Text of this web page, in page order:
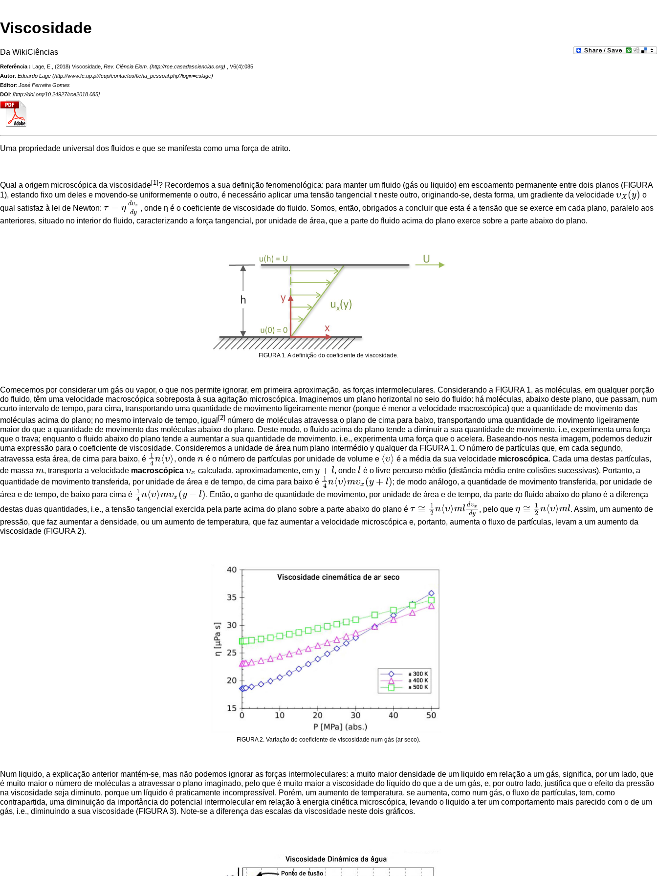
Viscosidade
Da WikiCiências
Referência : Lage, E., (2018) Viscosidade, Rev. Ciência Elem.
, V6(4):085
Autor: Eduardo Lage
Editor: José Ferreira Gomes
DOI: [http://doi.org/10.24927/rce2018.085]
Uma propriedade universal dos fluidos e que se manifesta como uma força de atrito.
Qual a origem microscópica da viscosidade[1]? Recordemos a sua definição fenomenológica: para manter um fluido (gás ou liquido) em escoamento permanente entre dois planos (FIGURA
1), estando fixo um deles e movendo-se uniformemente o outro, é necessário aplicar uma tensão tangencial τ neste outro, originando-se, desta forma, um gradiente da velocidade υX (y)
υX(y)
o
qual satisfaz à lei de Newton: τ = η dυx
dy
τ= ηd υxdy , onde η é o coeficiente de viscosidade do fluido. Somos, então, obrigados a concluir que esta é a tensão que se exerce em cada plano, paralelo aos
anteriores, situado no interior do fluido, caracterizando a força tangencial, por unidade de área, que a parte do fluido acima do plano exerce sobre a parte abaixo do plano.
FIGURA 1. A definição do coeficiente de viscosidade.
Comecemos por considerar um gás ou vapor, o que nos permite ignorar, em primeira aproximação, as forças intermoleculares. Considerando a FIGURA 1, as moléculas, em qualquer porção
do fluido, têm uma velocidade macroscópica sobreposta à sua agitação microscópica. Imaginemos um plano horizontal no seio do fluido: há moléculas, abaixo deste plano, que passam, num
curto intervalo de tempo, para cima, transportando uma quantidade de movimento ligeiramente menor (porque é menor a velocidade macroscópica) que a quantidade de movimento das
moléculas acima do plano; no mesmo intervalo de tempo, igual [2] número de moléculas atravessa o plano de cima para baixo, transportando uma quantidade de movimento ligeiramente
maior do que a quantidade de movimento das moléculas abaixo do plano. Deste modo, o fluido acima do plano tende a diminuir a sua quantidade de movimento, i.e, experimenta uma força
que o trava; enquanto o fluido abaixo do plano tende a aumentar a sua quantidade de movimento, i.e., experimenta uma força que o acelera. Baseando-nos nesta imagem, podemos deduzir
uma expressão para o coeficiente de viscosidade. Consideremos a unidade de área num plano intermédio y qualquer da FIGURA 1. O número de partículas que, em cada segundo,
atravessa esta área, de cima para baixo, é 1
4 n⟨υ⟩
14n⟨υ⟩ , onden
n é o número de partículas por unidade de volume e ⟨υ⟩
⟨υ⟩ é a média da sua velocidade microscópica. Cada uma destas partículas,
de massa m
m , transporta a velocidade macroscópica υx
υx calculada, aproximadamente, em y + l
y+l , onde l
l é o livre percurso médio (distância média entre colisões sucessivas). Portanto, a
quantidade de movimento transferida, por unidade de área e de tempo, de cima para baixo é 1
4 n⟨υ⟩mυx (y + l)
14n⟨υ⟩mυx(y +l)
; de modo análogo, a quantidade de movimento transferida, por unidade de
área e de tempo, de baixo para cima é 1
4 n⟨υ⟩mυx (y − l)
14n⟨υ⟩mυx(y −l)
. Então, o ganho de quantidade de movimento, por unidade de área e de tempo, da parte do fluido abaixo do plano é a diferença
destas duas quantidades, i.e., a tensão tangencial exercida pela parte acima do plano sobre a parte abaixo do plano é τ ≅
1
2 n⟨υ⟩ml dυx
dy
τ≅12 n⟨υ⟩mldυxdy , pelo queη ≅
1
2 n⟨υ⟩ml
η≅1 2n⟨υ⟩ml
. Assim, um aumento de
pressão, que faz aumentar a densidade, ou um aumento de temperatura, que faz aumentar a velocidade microscópica e, portanto, aumenta o fluxo de partículas, levam a um aumento da
viscosidade (FIGURA 2).
FIGURA 2. Variação do coeficiente de viscosidade num gás (ar seco).
Num liquido, a explicação anterior mantém-se, mas não podemos ignorar as forças intermoleculares: a muito maior densidade de um liquido em relação a um gás, significa, por um lado, que
é muito maior o número de moléculas a atravessar o plano imaginado, pelo que é muito maior a viscosidade do líquido do que a de um gás, e, por outro lado, justifica que o efeito da pressão
na viscosidade seja diminuto, porque um líquido é praticamente incompressível. Porém, um aumento de temperatura, se aumenta, como num gás, o fluxo de partículas, tem, como
contrapartida, uma diminuição da importância do potencial intermolecular em relação à energia cinética microscópica, levando o liquido a ter um comportamento mais parecido com o de um
gás, i.e., diminuindo a sua viscosidade (FIGURA 3). Note-se a diferença das escalas da viscosidade neste dois gráficos.